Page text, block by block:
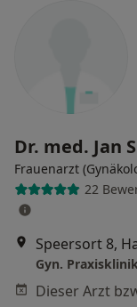
Dr. med. Jan
Frauenarzt
22
Speersort 8,